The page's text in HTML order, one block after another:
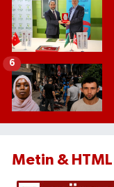
6
Metin & HTML